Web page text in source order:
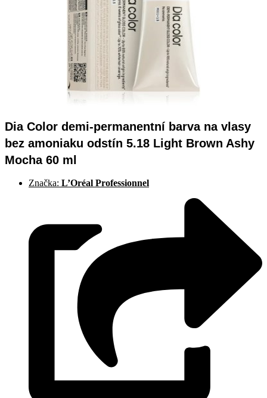
Dia Color demi-permanentní barva na vlasy
bez amoniaku odstín 5.18 Light Brown Ashy
Mocha 60 ml
Značka: L’Oréal Professionnel